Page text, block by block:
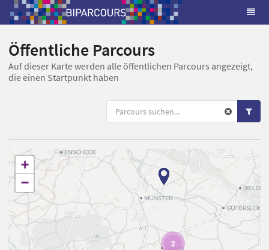
Öffentliche Parcours
Auf dieser Karte werden alle öffentlichen Parcours angezeigt,
die einen Startpunkt haben
2
+
−